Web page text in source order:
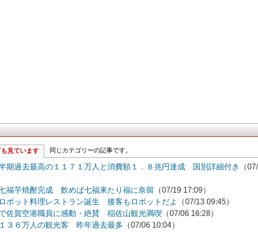
見ています 同じカテゴリーの記事です。
期過去最高の１１７１万人と消費額１．８兆円達成 国別詳細付き
（
福芋焼酎完成 飲めば七福来たり福に奈留
（07/19 17:09）
ボット料理レストラン誕生 接客もロボットだよ
（07/13 09:45）
佐賀空港職員に感動・絶賛 稲佐山観光満喫 （07/06 16:28）
３６万人の観光客 昨年過去最多 （07/06 10:04）